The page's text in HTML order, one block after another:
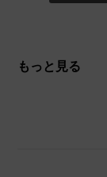
もっと見る